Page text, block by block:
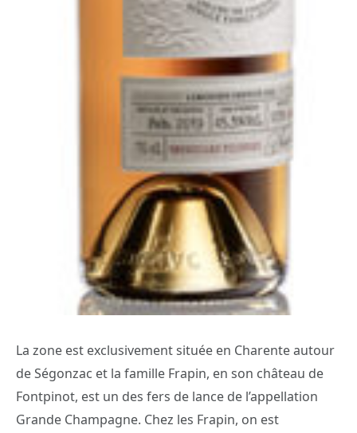
La zone est exclusivement située en Charente autour
de Ségonzac et la famille Frapin, en son château de
Fontpinot, est un des fers de lance de l’appellation
Grande Champagne. Chez les Frapin, on est